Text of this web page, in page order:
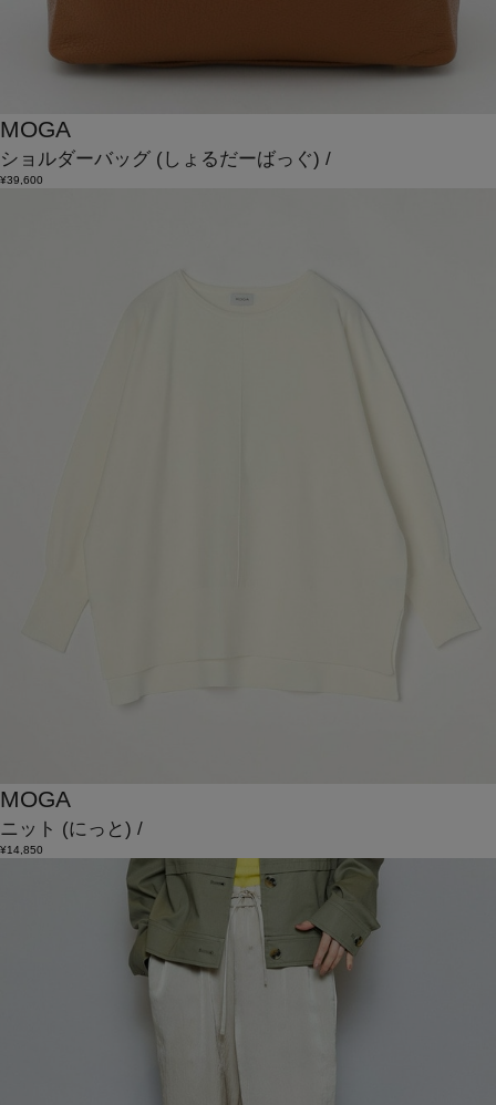
MOGA
ショルダーバッグ (しょるだーばっぐ) /
¥39,600
MOGA
ニット (にっと) /
¥14,850